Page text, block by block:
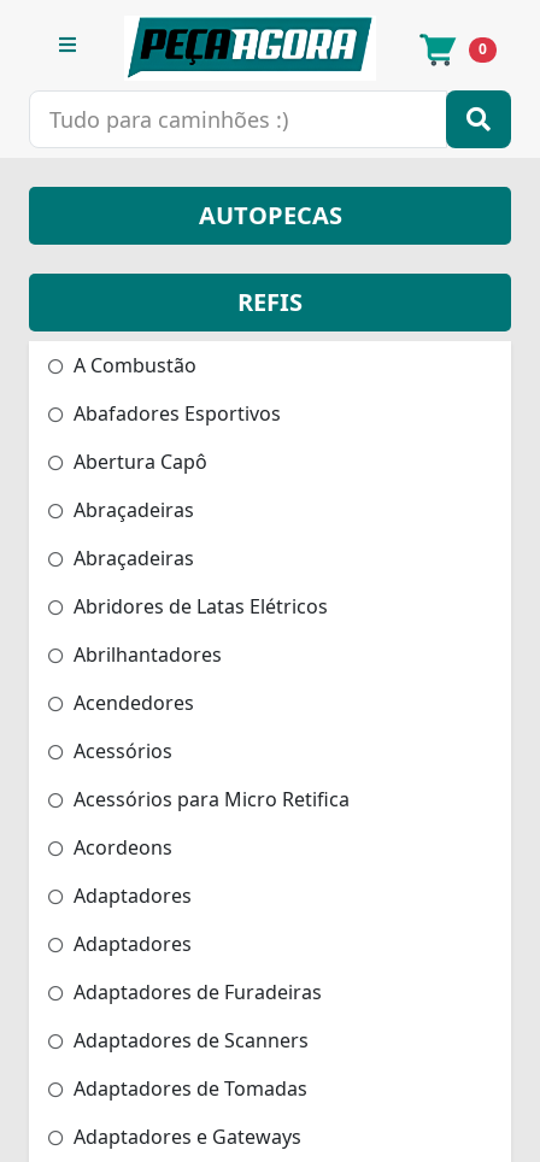
0
AUTOPECAS
REFIS
A Combustão
Abafadores Esportivos
Abertura Capô
Abraçadeiras
Abraçadeiras
Abridores de Latas Elétricos
Abrilhantadores
Acendedores
Acessórios
Acessórios para Micro Retifica
Acordeons
Adaptadores
Adaptadores
Adaptadores de Furadeiras
Adaptadores de Scanners
Adaptadores de Tomadas
Adaptadores e Gateways